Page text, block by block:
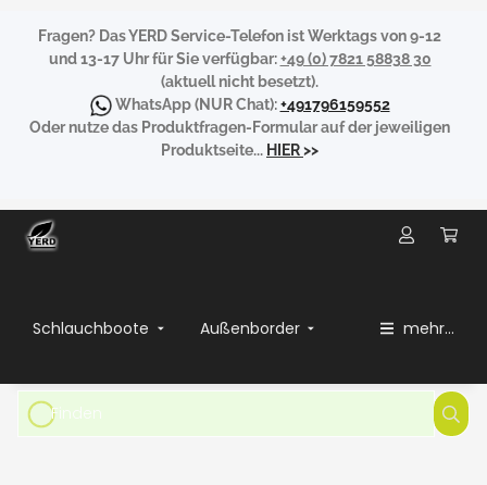
Fragen? Das YERD Service-Telefon ist Werktags von 9-12
und 13-17 Uhr für Sie verfügbar:+49 (0) 7821 58838 30
(aktuell nicht besetzt).
WhatsApp(NUR Chat):+491796159552
Oder nutze das Produktfragen-Formular auf der jeweiligen
Produktseite... HIER>>
Schlauchboote Außenborder mehr...